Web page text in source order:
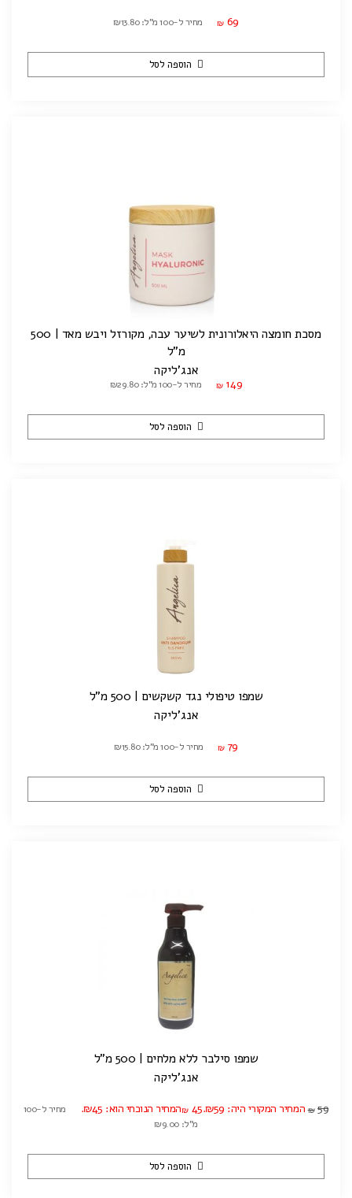
₪ 69 מחיר ל-100 מ"ל: ₪13.80
הוספה לסל
מסכת חומצה היאלורונית לשיער עבה, מקורזל ויבש מאד | 500
מ"ל
אנג'ליקה
₪ 149 מחיר ל-100 מ"ל: ₪29.80
הוספה לסל
שמפו טיפולי נגד קשקשים | 500 מ"ל
אנג'ליקה
₪ 79 מחיר ל-100 מ"ל: ₪15.80
הוספה לסל
שמפו סילבר ללא מלחים | 500 מ"ל
אנג'ליקה
₪ 59 המחיר המקורי היה: ₪59. ₪ 45 המחיר הנוכחי הוא: ₪45.
מחיר ל-100
מ"ל: ₪9.00
הוספה לסל